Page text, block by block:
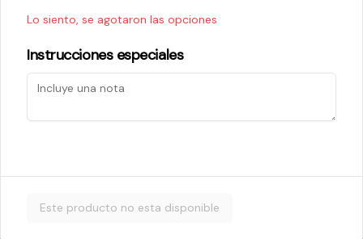
$5.200
$5.800
Lo siento, se agotaron las opciones
Instrucciones especiales
Este producto no esta disponible